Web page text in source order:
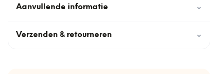
Aanvullende informatie ⌄
Verzenden & retourneren ⌄